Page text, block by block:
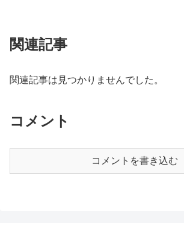
関連記事
関連記事は見つかりませんでした。
コメント
コメントを書き込む